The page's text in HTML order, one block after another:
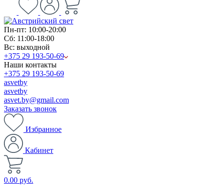
Пн-пт: 10:00-20:00
Сб: 11:00-18:00
Вс: выходной
+375 29 193-50-69
Наши контакты
+375 29 193-50-69
asvetby
asvetby
asvet.by@gmail.com
Заказать звонок
Избранное
Кабинет
0.00 руб.